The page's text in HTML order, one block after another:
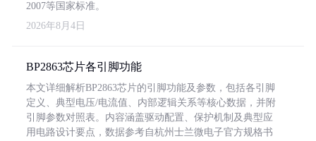
2007等国家标准。
2026年8月4日
BP2863芯片各引脚功能
本文详细解析BP2863芯片的引脚功能及参数，包括各引脚
定义、典型电压/电流值、内部逻辑关系等核心数据，并附
引脚参数对照表。内容涵盖驱动配置、保护机制及典型应
用电路设计要点，数据参考自杭州士兰微电子官方规格书